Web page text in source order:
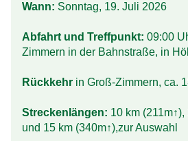
Wann: Sonntag, 19. Juli 2026
Abfahrt und Treffpunkt: 09:00
Zimmern in der Bahnstraße, in
Rückkehr in Groß-Zimmern, ca.
Streckenlängen: 10 km
und 15 km (340m↑),zur Auswahl